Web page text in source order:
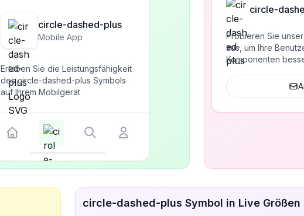
circle-dashed-plus
Mobile App
Erleben Sie die Leistungsfähigkeit
des circle-dashed-plus Symbols
auf Ihrem Mobilgerät
circle-
Probieren Sie
aus, um Ihre
Komponenten
circle-dashed-plus Symbol in Live Größen